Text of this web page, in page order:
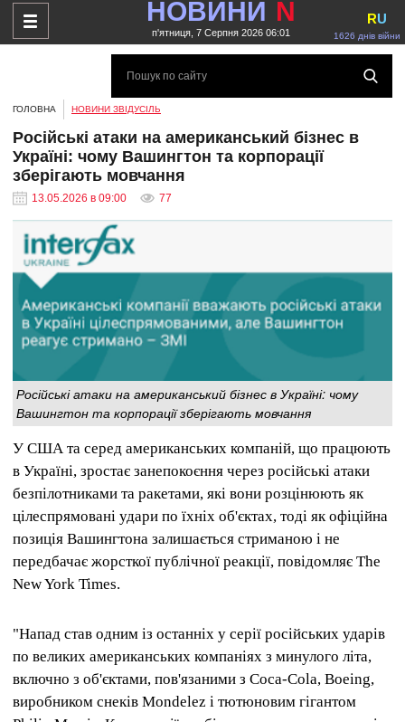
НОВИНИ N
п'ятниця, 7 Серпня 2026 06:01 1626 днів війни
RU
ГОЛОВНА НОВИНИ ЗВІДУСІЛЬ
Російські атаки на американський бізнес в
Україні: чому Вашингтон та корпорації
зберігають мовчання
13.05.2026 в 09:00 77
Російські атаки на американський бізнес в Україні: чому
Вашингтон та корпорації зберігають мовчання
У США та серед американських компаній, що працюють
в Україні, зростає занепокоєння через російські атаки
безпілотниками та ракетами, які вони розцінюють як
цілеспрямовані удари по їхніх об'єктах, тоді як офіційна
позиція Вашингтона залишається стриманою і не
передбачає жорсткої публічної реакції, повідомляє The
New York Times.
"Напад став одним із останніх у серії російських ударів
по великих американських компаніях з минулого літа,
включно з об'єктами, пов'язаними з Coca-Cola, Boeing,
виробником снеків Mondelez і тютюновим гігантом